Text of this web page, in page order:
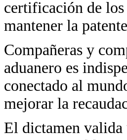
certificación de los
mantener la
Compañeras y
aduanero es
conectado al
mejorar la
El dictamen valida